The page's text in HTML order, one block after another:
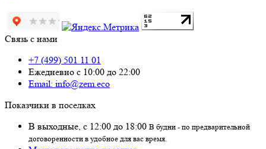
Связь с нами
+7 (499) 501 11 01
Ежедневно с 10:00 до 22:00
Email: info@zem.eco
Показчики в поселках
В выходные, с 12:00 до 18:00 В будни - по предварительной
договоренности в удобное для вас время.